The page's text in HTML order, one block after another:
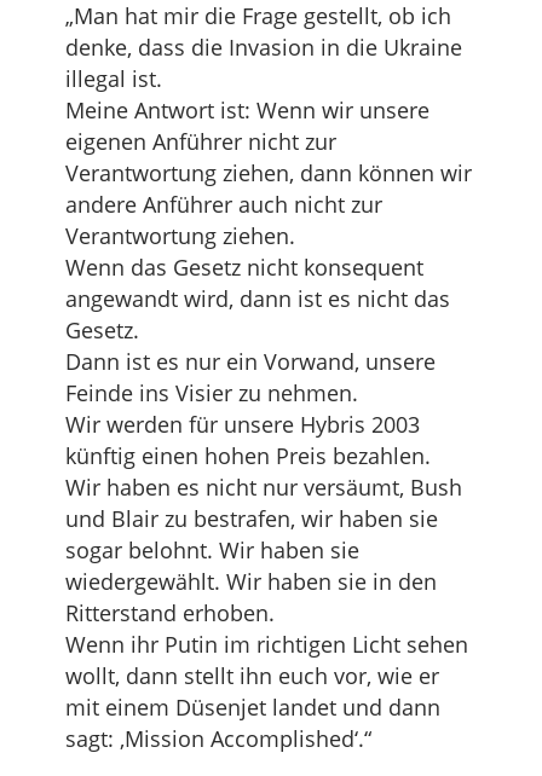
„Man hat mir die Frage gestellt, ob ich
denke, dass die Invasion in die Ukraine
illegal ist.
Meine Antwort ist: Wenn wir unsere
eigenen Anführer nicht zur
Verantwortung ziehen, dann können wir
andere Anführer auch nicht zur
Verantwortung ziehen.
Wenn das Gesetz nicht konsequent
angewandt wird, dann ist es nicht das
Gesetz.
Dann ist es nur ein Vorwand, unsere
Feinde ins Visier zu nehmen.
Wir werden für unsere Hybris 2003
künftig einen hohen Preis bezahlen.
Wir haben es nicht nur versäumt, Bush
und Blair zu bestrafen, wir haben sie
sogar belohnt. Wir haben sie
wiedergewählt. Wir haben sie in den
Ritterstand erhoben.
Wenn ihr Putin im richtigen Licht sehen
wollt, dann stellt ihn euch vor, wie er
mit einem Düsenjet landet und dann
sagt: ‚Mission Accomplished‘.“